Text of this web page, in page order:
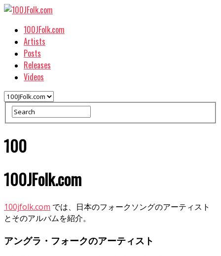
100JFolk.com
Artists
Posts
Releases
Videos
100
100JFolk.com
100jfolk.com では、日本のフォークソングのアーティスト
とそのアルバムを紹介。
アングラ・フォークのアーティスト